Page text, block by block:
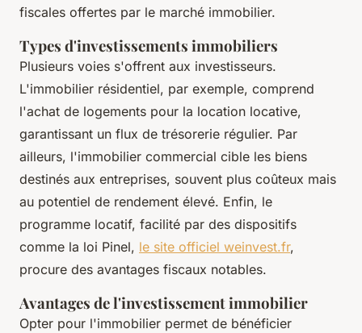
fiscales offertes par le marché immobilier.
Types d'investissements immobiliers
Plusieurs voies s'offrent aux investisseurs.
L'immobilier résidentiel, par exemple, comprend
l'achat de logements pour la location locative,
garantissant un flux de trésorerie régulier. Par
ailleurs, l'immobilier commercial cible les biens
destinés aux entreprises, souvent plus coûteux mais
au potentiel de rendement élevé. Enfin, le
programme locatif, facilité par des dispositifs
comme la loi Pinel, le site officiel weinvest.fr,
procure des avantages fiscaux notables.
Avantages de l'investissement immobilier
Opter pour l'immobilier permet de bénéficier